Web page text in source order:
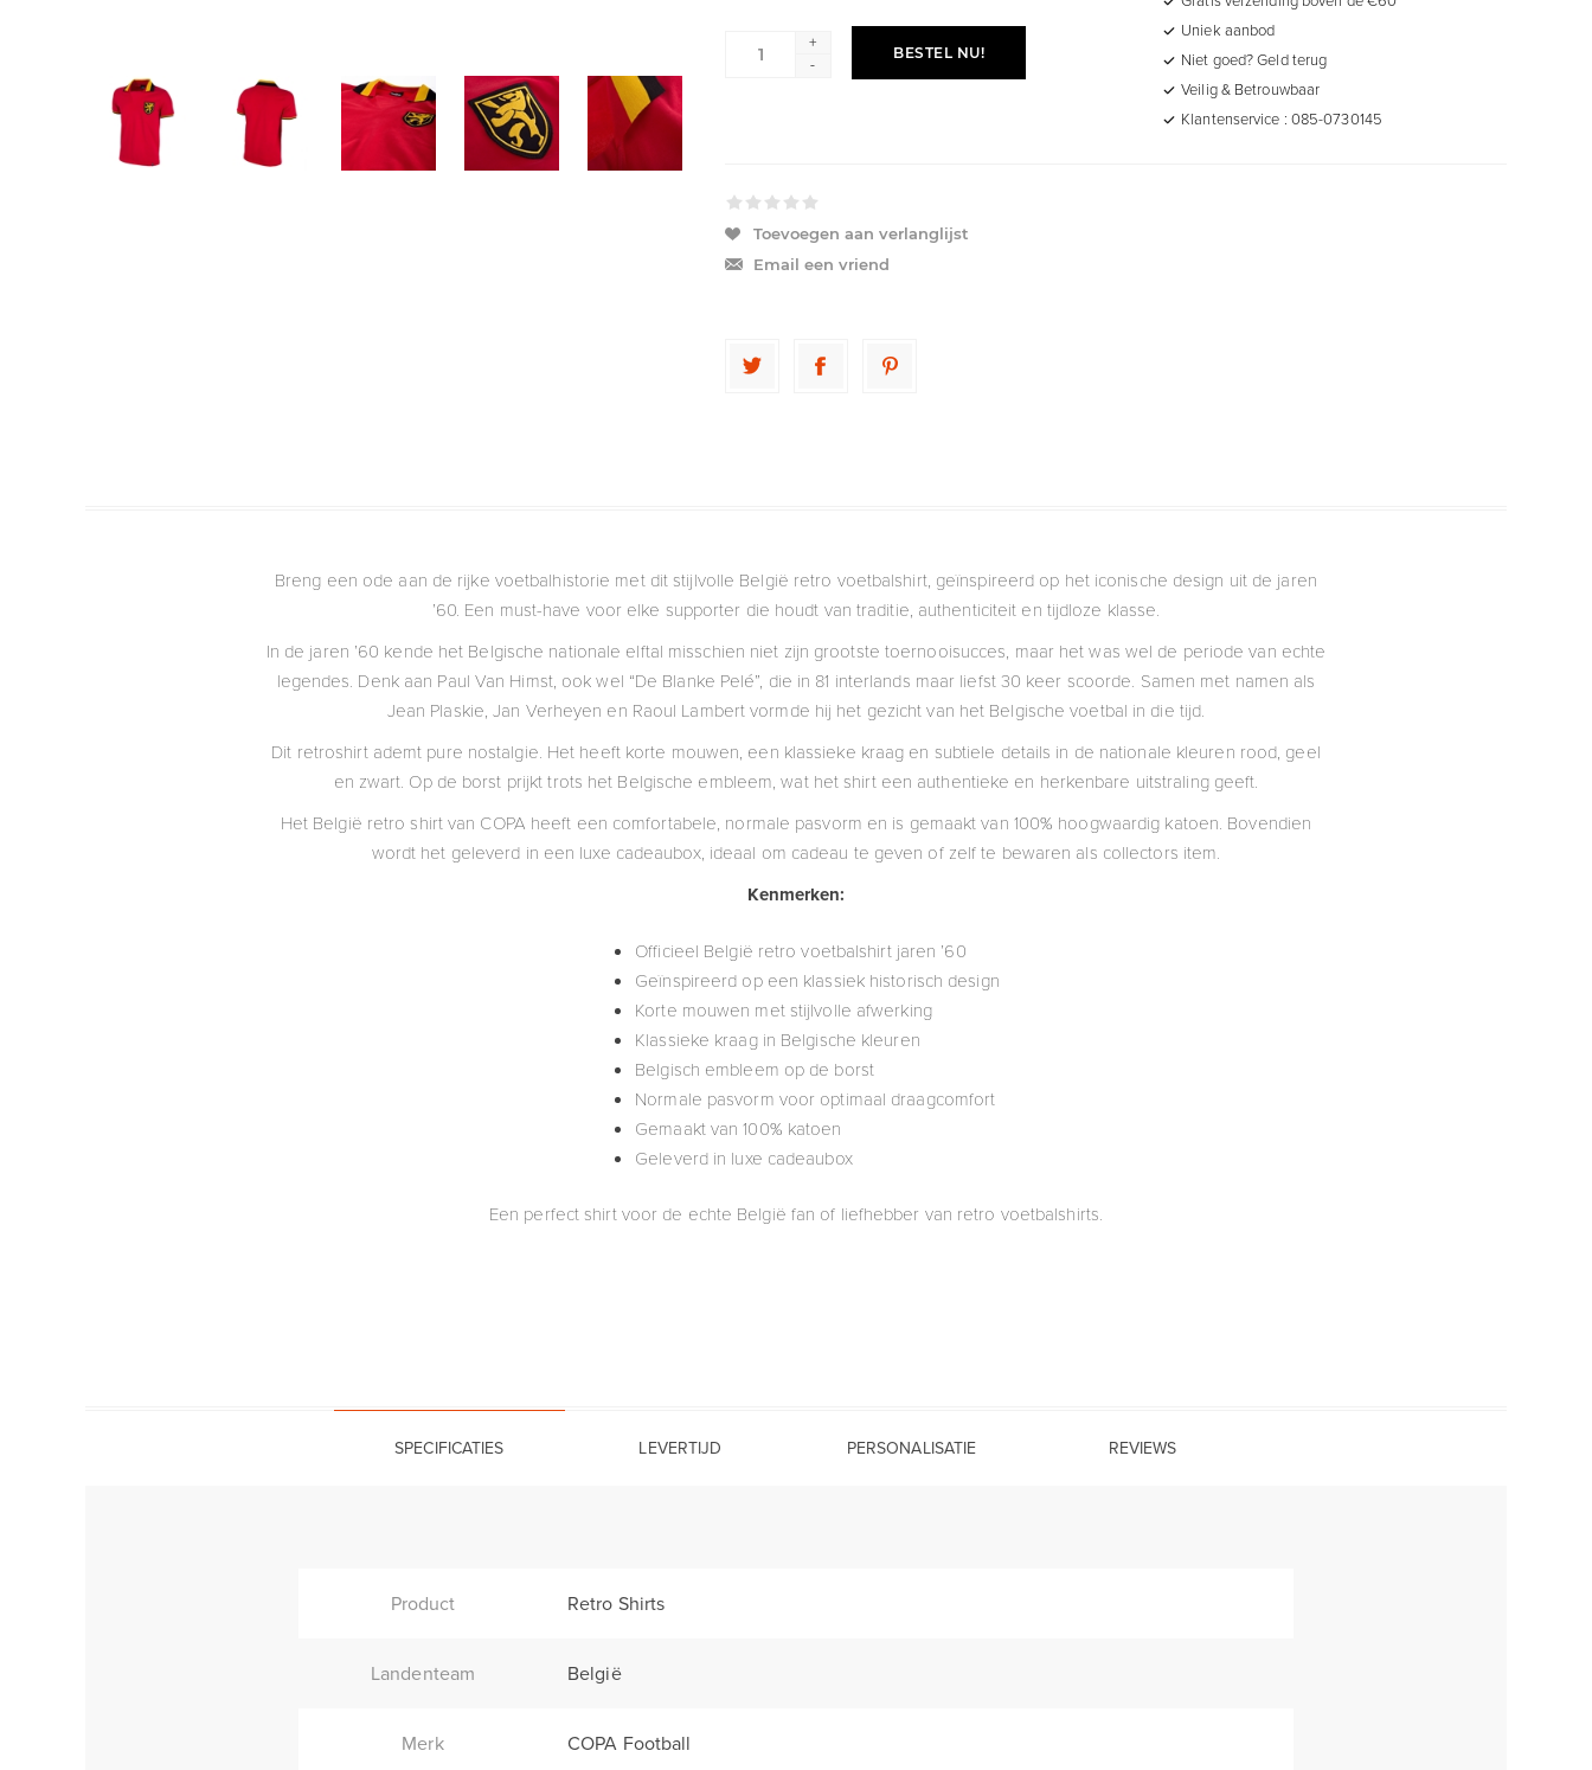
+
-
BESTEL NU!
Uniek aanbod
Niet goed? Geld terug
Veilig & Betrouwbaar
Klantenservice : 085-0730145
Toevoegen aan verlanglijst
Email een vriend
Breng een ode aan de rijke voetbalhistorie met dit stijlvolle België retro voetbalshirt, geïnspireerd op het iconische design uit de jaren
’60. Een must-have voor elke supporter die houdt van traditie, authenticiteit en tijdloze klasse.
In de jaren ’60 kende het Belgische nationale elftal misschien niet zijn grootste toernooisucces, maar het was wel de periode van echte
legendes. Denk aan Paul Van Himst, ook wel “De Blanke Pelé”, die in 81 interlands maar liefst 30 keer scoorde. Samen met namen als
Jean Plaskie, Jan Verheyen en Raoul Lambert vormde hij het gezicht van het Belgische voetbal in die tijd.
Dit retroshirt ademt pure nostalgie. Het heeft korte mouwen, een klassieke kraag en subtiele details in de nationale kleuren rood, geel
en zwart. Op de borst prijkt trots het Belgische embleem, wat het shirt een authentieke en herkenbare uitstraling geeft.
Het België retro shirt van COPA heeft een comfortabele, normale pasvorm en is gemaakt van 100% hoogwaardig katoen. Bovendien
wordt het geleverd in een luxe cadeaubox, ideaal om cadeau te geven of zelf te bewaren als collectors item.
Kenmerken:
Officieel België retro voetbalshirt jaren ’60
Geïnspireerd op een klassiek historisch design
Korte mouwen met stijlvolle afwerking
Klassieke kraag in Belgische kleuren
Belgisch embleem op de borst
Normale pasvorm voor optimaal draagcomfort
Gemaakt van 100% katoen
Geleverd in luxe cadeaubox
Een perfect shirt voor de echte België fan of liefhebber van retro voetbalshirts.
SPECIFICATIES LEVERTIJD PERSONALISATIE REVIEWS
Product Retro Shirts
Landenteam België
Merk COPA Football